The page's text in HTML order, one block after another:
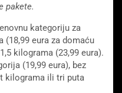
pakete.
kategoriju za
(18,99 eura za domaću
kilograma (23,99 eura).
(19,99 eura), bez
kilograma ili tri puta